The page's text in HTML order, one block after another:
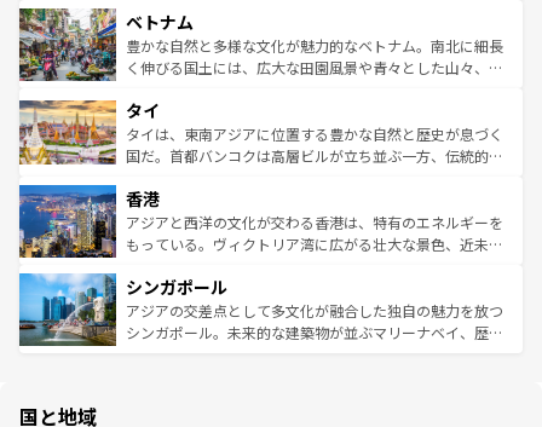
参照してほしい。
容にもいいと評判のスイーツなど、バラエティ豊かな料理
が味わえる。 なお、新着の台湾情報は コンテンツ一覧を参
照してほしい。
き、地方に足を延ばせば四季折々の自然美を楽しむことが
できる。そして、キムチや焼肉、絶品のストリートフード
まで、さまざまな韓国料理が待っている。夜には、韓国な
リティに包まれながら、韓国の多彩な魅力を心ゆくまで味
わってみてほしい。 なお、新着の韓国情報はコンテンツ一
覧を参照してほしい。
ベトナム
豊かな自然と多様な文化が魅力的なベトナム。南北に細長
く伸びる国土には、広大な田園風景や青々とした山々、世
急速な発展と共に伝統が息づく。ハノイの古い町並みやホ
ーチミン市のフランス統治時代の建物も、独特の雰囲気を
醸し出している。また、バラエティの豊かさとおいしさで
とつ。フォーやバインミー、ベトナムコーヒーなどは、ぜ
ひ現地で味わいたい。どの地域を訪れてもあたたかい人々
が旅行者を迎えてくれるので、きっと忘れられない旅にな
参照してほしい。
タイ
タイは、東南アジアに位置する豊かな自然と歴史が息づく
国だ。首都バンコクは高層ビルが立ち並ぶ一方、伝統的な
の活気が交差している。北部ではチェンマイなどの山岳地
帯で自然と触れ合い、南部ではプーケットやクラビの美し
いビーチでリゾート気分を楽しむことができる。タイ料理
激する。気候は一年中温暖で、どの季節にも異なる楽しみ
が待っている。親しみやすいタイの人々、仏教を中心とし
た文化、そして多様な観光資源が、訪れる旅人を魅了し続
香港
アジアと西洋の文化が交わる香港は、特有のエネルギーを
もっている。ヴィクトリア湾に広がる壮大な景色、近未来
み、どこを訪れても感動するはず。観光スポットが密集し
ており、効率よく見どころを回れるのも魅力。息をのむよ
うな絶景から文化的な体験まで、香港を存分に楽しみ尽く
シンガポール
アジアの交差点として多文化が融合した独自の魅力を放つ
シンガポール。未来的な建築物が並ぶマリーナベイ、歴史
国と地域